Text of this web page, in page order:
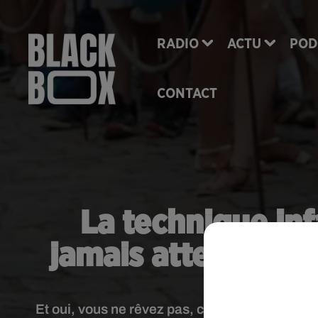
RADIO ACTU
CONTACT
La technique
jamais attendre
Et oui, vous ne rêvez pas, c'est possible !